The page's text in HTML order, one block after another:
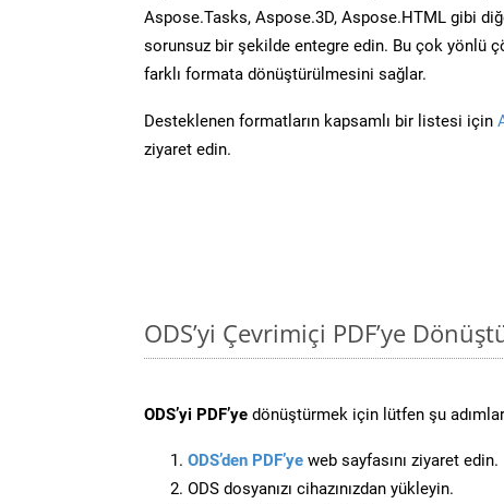
Aspose.Tasks, Aspose.3D, Aspose.HTML gibi
sorunsuz bir şekilde entegre edin. Bu çok yönlü
farklı formata dönüştürülmesini sağlar.
Desteklenen formatların kapsamlı bir listesi için
ziyaret edin.
ODS’yi Çevrimiçi PDF’ye
ODS’yi PDF’ye dönüştürmek için lütfen şu
ODS’den PDF’ye web sayfasını ziyaret edin.
ODS dosyanızı cihazınızdan yükleyin.